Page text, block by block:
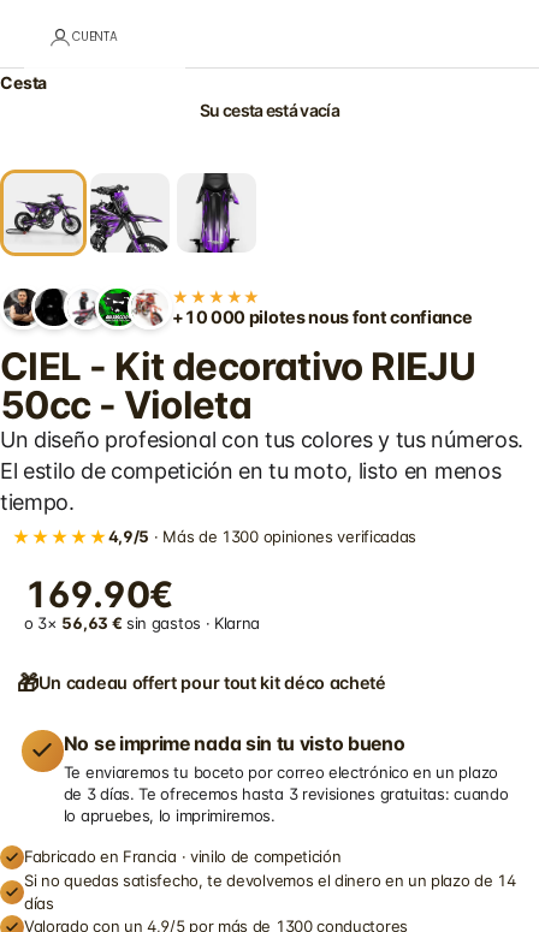
CUENTA
Cesta
Su cesta está vacía
★★★★★
+10 000 pilotes nous font confiance
CIEL - Kit decorativo RIEJU
50cc - Violeta
Un diseño profesional con tus colores y tus números.
El estilo de competición en tu moto, listo en menos
tiempo.
★★★★★4,9/5 · Más de 1300 opiniones verificadas
169.90€
o 3× 56,63 € sin gastos · Klarna
🎁Un cadeau offert pour tout kit déco acheté
No se imprime nada sin tu visto bueno
Te enviaremos tu boceto por correo electrónico en un plazo
de 3 días. Te ofrecemos hasta 3 revisiones gratuitas: cuando
lo apruebes, lo imprimiremos.
Fabricado en Francia · vinilo de competición
Si no quedas satisfecho, te devolvemos el dinero en un plazo de 14
días
Valorado con un 4,9/5 por más de 1300 conductores